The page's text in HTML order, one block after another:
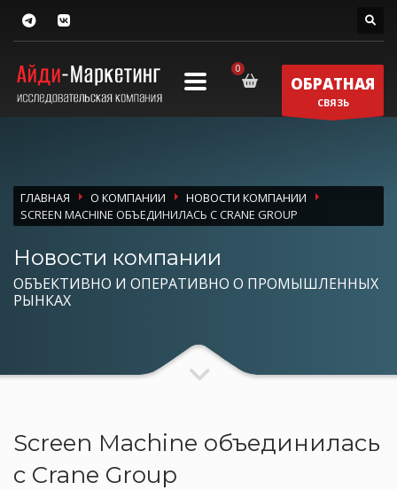
ОБРАТНАЯ
СВЯЗЬ
ГЛАВНАЯ О КОМПАНИИ
НОВОСТИ КОМПАНИИ
SCREEN MACHINE ОБЪЕДИНИЛАСЬ С CRANE GROUP
Новости компании
ОБЪЕКТИВНО И ОПЕРАТИВНО О ПРОМЫШЛЕННЫХ
РЫНКАХ
Screen Machine объединилась
с Crane Group